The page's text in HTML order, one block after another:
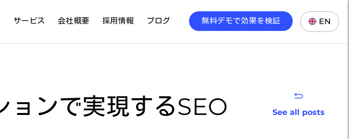
サービス 会社概要 採用情報 ブログ 無料デモで効果を検証 EN
ョンで実現するSEO
See all posts